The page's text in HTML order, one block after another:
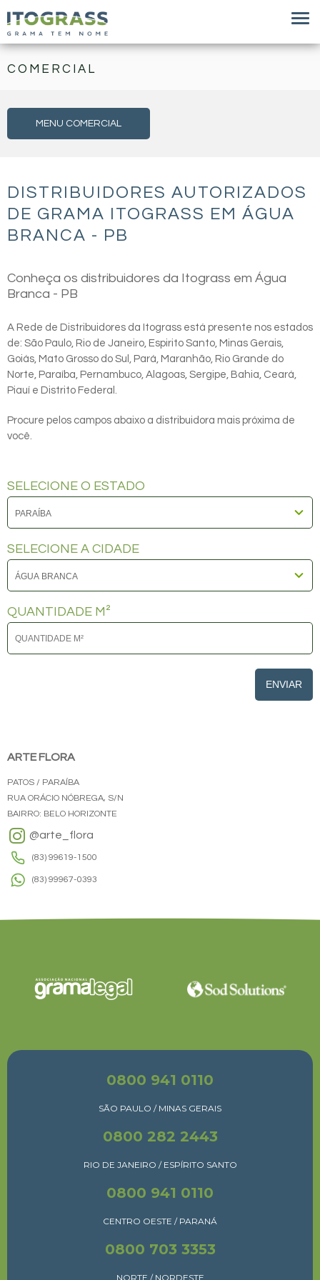
COMERCIAL
MENU COMERCIAL
DISTRIBUIDORES AUTORIZADOS
DE GRAMA ITOGRASS EM ÁGUA
BRANCA - PB
Conheça os distribuidores da Itograss em Água
Branca - PB
A Rede de Distribuidores da Itograss está presente nos estados
de: São Paulo, Rio de Janeiro, Espirito Santo, Minas Gerais,
Goiás, Mato Grosso do Sul, Pará, Maranhão, Rio Grande do
Norte, Paraíba, Pernambuco, Alagoas, Sergipe, Bahia, Ceará,
Piauí e Distrito Federal.
Procure pelos campos abaixo a distribuidora mais próxima de
você.
SELECIONE O ESTADO
SELECIONE A CIDADE
QUANTIDADE M²
ENVIAR
ARTE FLORA
PATOS / PARAÍBA
RUA ORÁCIO NÓBREGA, S/N
BAIRRO: BELO HORIZONTE
@arte_flora
(83) 99619-1500
(83) 99967-0393
0800 941 0110
SÃO PAULO / MINAS GERAIS
0800 282 2443
RIO DE JANEIRO / ESPÍRITO SANTO
0800 941 0110
CENTRO OESTE / PARANÁ
0800 703 3353
NORTE / NORDESTE